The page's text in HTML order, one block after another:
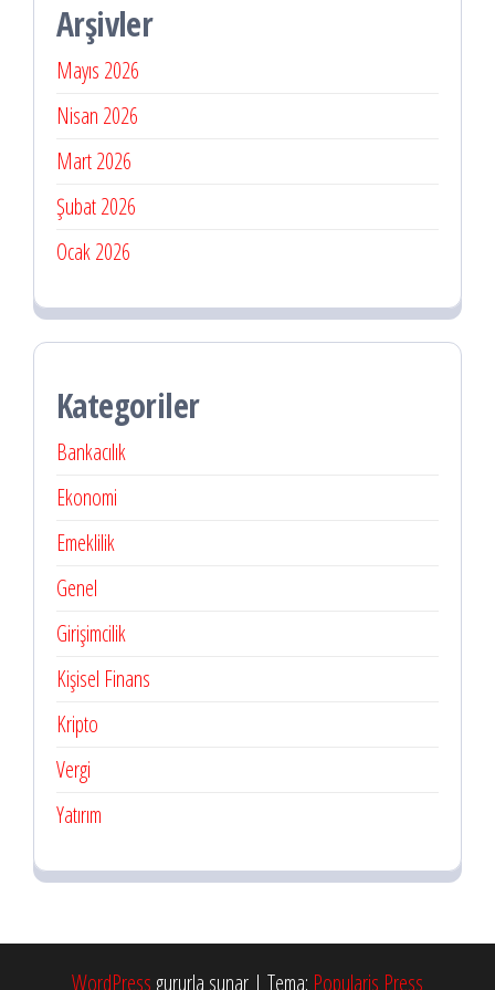
Arşivler
Mayıs 2026
Nisan 2026
Mart 2026
Şubat 2026
Ocak 2026
Kategoriler
Bankacılık
Ekonomi
Emeklilik
Genel
Girişimcilik
Kişisel Finans
Kripto
Vergi
Yatırım
WordPress gururla sunar | Tema: Popularis Press